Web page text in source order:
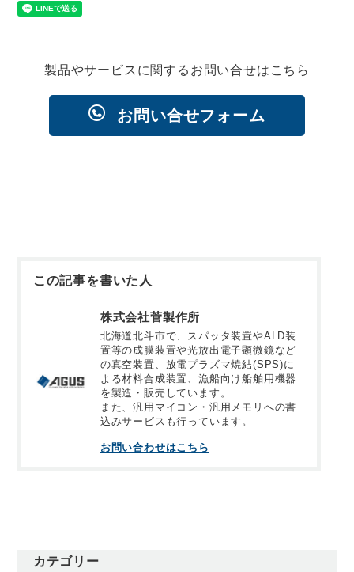
製品やサービスに関するお問い合せはこちら
お問い合せフォーム
この記事を書いた人
株式会社菅製作所
北海道北斗市で、スパッタ装置やALD装
置等の成膜装置や光放出電子顕微鏡など
の真空装置、放電プラズマ焼結(SPS)に
よる材料合成装置、漁船向け船舶用機器
を製造・販売しています。
また、汎用マイコン・汎用メモリへの書
込みサービスも行っています。
お問い合わせはこちら
カテゴリー